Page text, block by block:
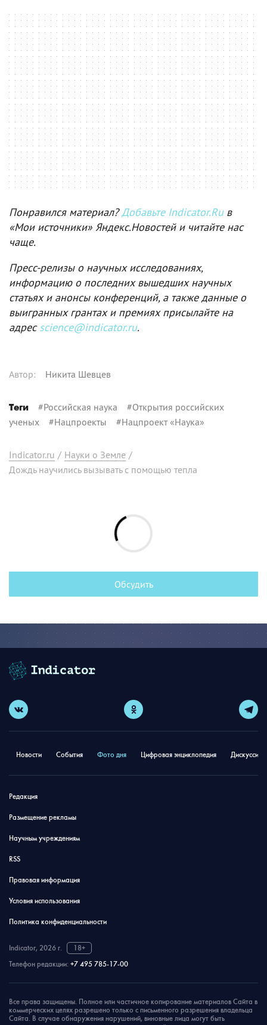
Понравился материал?Добавьте Indicator.Ruв
«Мои источники» Яндекс.Новостей и читайте нас
чаще.
Пресс-релизы о научных исследованиях,
информацию о последних вышедших научных
статьях и анонсы конференций, а также данные о
выигранных грантах и премиях присылайте на
адресscience@indicator.ru.
Автор: Никита Шевцев
Теги #Российская наука #Открытия российских
ученых #Нацпроекты #Нацпроект «Наука»
Indicator.ru / Науки о Земле /
Дождь научились вызывать с помощью тепла
Обсудить
Новости События Фото дня Цифровая энциклопедия
Редакция
Размещение рекламы
Научным учреждениям
RSS
Правовая информация
Условия использования
Политика конфиденциальности
Indicator, 2026 г.
18+
Телефон редакции: +7 495 785-17-00
Все права защищены. Полное или частичное копирование материалов Сайта в
коммерческих целях разрешено только с письменного разрешения владельца
Сайта. В случае обнаружения нарушений, виновные лица могут быть